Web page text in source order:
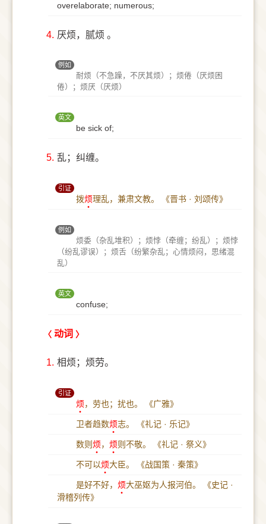
overelaborate; numerous;
4. 厌烦，腻烦 。
例如
耐烦（不急躁，不厌其烦）；烦倦（厌烦困
倦）；烦厌（厌烦）
英文
be sick of;
5. 乱；纠缠。
引证
拨烦理乱，兼肃文教。 《晋书 · 刘颂传》
例如
烦委（杂乱堆积）；烦悖（牵缠；纷乱）；烦悖
（纷乱谬误）；烦舌（纷繁杂乱；心情烦闷，思绪混
乱）
英文
confuse;
动词
1. 相烦；烦劳。
引证
烦，劳也；扰也。 《广雅》
卫者趋数烦志。 《礼记 · 乐记》
数则 烦， 烦则不敬。 《礼记 · 祭义》
不可以烦大臣。 《战国策 · 秦策》
是好不好， 烦大巫妪为人报河伯。
《史记 ·
滑稽列传》